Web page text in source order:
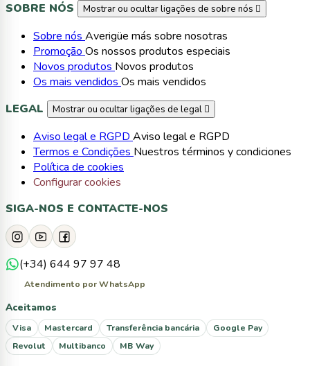
SOBRE NÓS
Mostrar ou ocultar ligações de sobre nós 
Sobre nósAverigüe más sobre nosotras
PromoçãoOs nossos produtos especiais
Novos produtosNovos produtos
Os mais vendidosOs mais vendidos
LEGAL
Mostrar ou ocultar ligações de legal 
Aviso legal e RGPDAviso legal e RGPD
Termos e CondiçõesNuestros términos y condiciones
Política de cookies
Configurar cookies
SIGA-NOS E CONTACTE-NOS
(+34) 644 97 97 48
Atendimento por WhatsApp
Aceitamos
Visa Mastercard Transferência bancária
Google Pay
Revolut
Multibanco MB Way